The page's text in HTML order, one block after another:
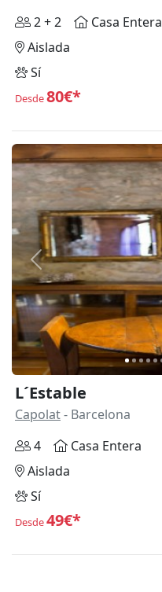
2 + 2
Casa Entera
Aislada
Sí
Desde80€*
Anterior
L´Estable
Capolat- Barcelona
4
Casa Entera
Aislada
Sí
Desde49€*